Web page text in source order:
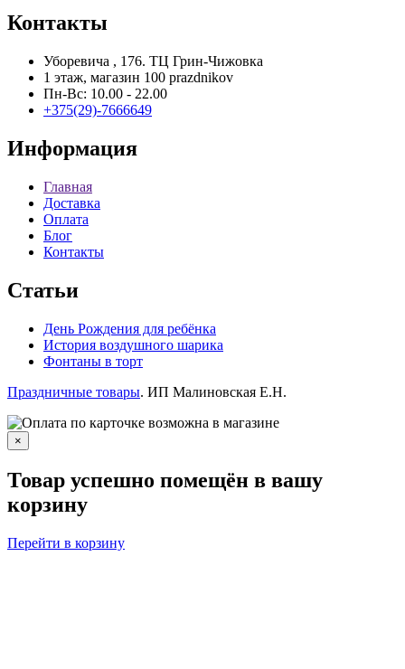
Контакты
Уборевича , 176. ТЦ Грин-Чижовка
1 этаж, магазин 100 prazdnikov
Пн-Вс: 10.00 - 22.00
+375(29)-7666649
Информация
Главная
Доставка
Оплата
Блог
Контакты
Статьи
День Рождения для ребёнка
История воздушного шарика
Фонтаны в торт
Праздничные товары. ИП Малиновская Е.Н.
×
Товар успешно помещён в вашу
корзину
Перейти в корзину